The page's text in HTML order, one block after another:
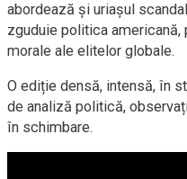
abordează și uriașul
zguduie politica
morale ale elitelor globale.
O ediție densă, intensă, în
de analiză politică,
în schimbare.